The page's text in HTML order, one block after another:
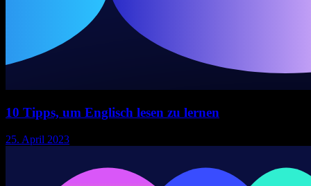
10 Tipps, um Englisch lesen zu lernen
25. April 2023